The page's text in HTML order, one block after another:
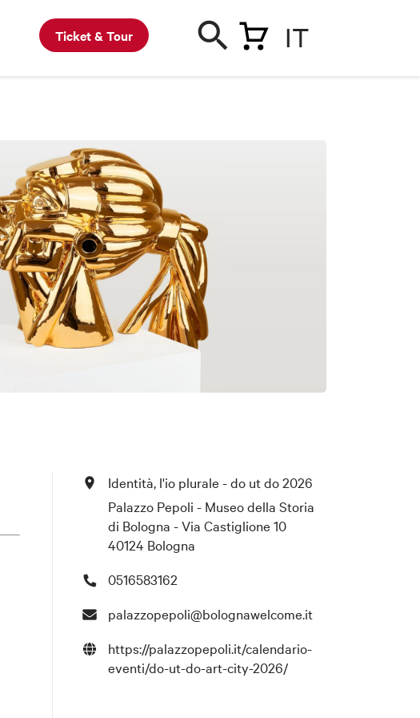
Ticket & Tour IT
Identità, l'io plurale - do ut do 2026
Palazzo Pepoli - Museo della Storia
di Bologna - Via Castiglione 10
40124 Bologna
0516583162
palazzopepoli@bolognawelcome.it
https://palazzopepoli.it/calendario-
eventi/do-ut-do-art-city-2026/